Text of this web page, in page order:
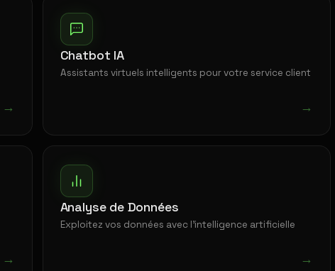
→
Chatbot IA
Assistants virtuels intelligents pour votre service client
→
→
Analyse de Données
Exploitez vos données avec l'intelligence artificielle
→